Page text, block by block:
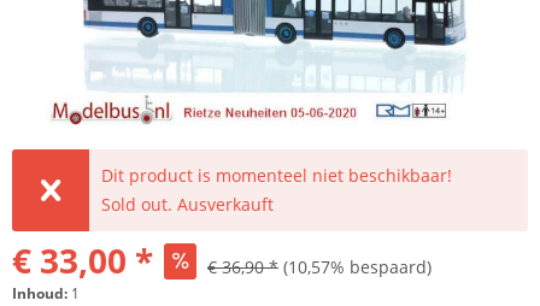
Dit product is momenteel niet beschikbaar!
Sold out. Ausverkauft
€ 33,00 * € 36,90 * (10,57% bespaard)
Inhoud: 1